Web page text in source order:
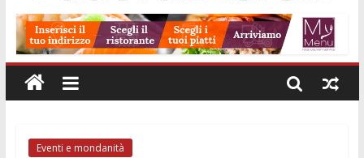
Notizie di Padova alle ore 23: maltrattamenti, arresto a
Limena e progetto Cool Shop
Bando sicurezza urbana Veneto: 650mila euro per Comuni e
Polizie locali
Eventi e mondanità